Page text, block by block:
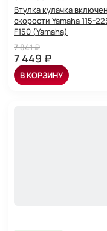
Втулка кулачка
скорости Yamaha 115-
F150 (Yamaha)
7 841 ₽
7 449 ₽
В КОРЗИНУ